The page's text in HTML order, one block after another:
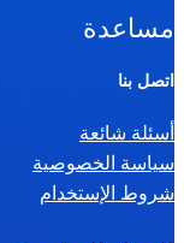
مساعدة
اتصل بنا
أسئلة شائعة
سياسة الخصوصية
شروط الإستخدام